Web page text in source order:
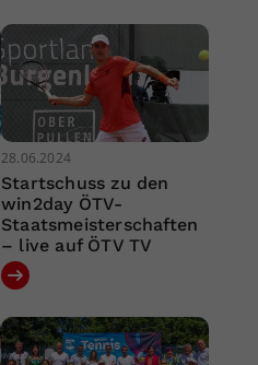
28.06.2024
Startschuss zu den
win2day ÖTV-
Staatsmeisterschaften
– live auf ÖTV TV